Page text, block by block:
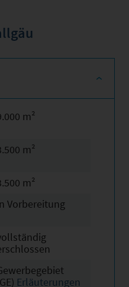
m²
m²
m²
Vorbereitung
Erläuterungen